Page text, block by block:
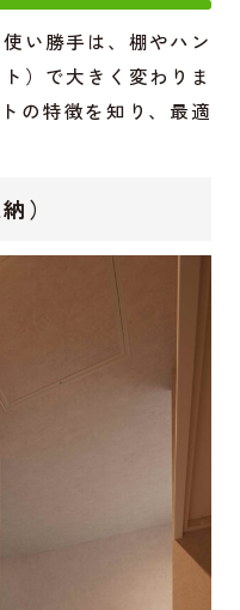
い勝手は、棚やハン
）で大きく変わりま
の特徴を知り、最適
）